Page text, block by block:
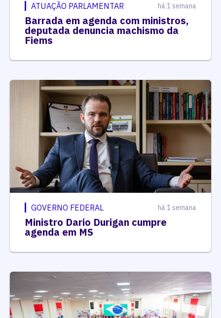
ATUAÇÃO PARLAMENTAR há 1 semana
Barrada em agenda com ministros,
deputada denuncia machismo da
Fiems
GOVERNO FEDERAL há 1 semana
Ministro Dario Durigan cumpre
agenda em MS